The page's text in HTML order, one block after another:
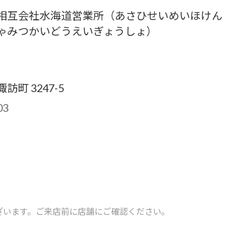
互会社水海道営業所（あさひせいめいほけん
みつかいどうえいぎょうしょ）
訪町 3247-5
ます。ご来店前に店舗にご確認ください。